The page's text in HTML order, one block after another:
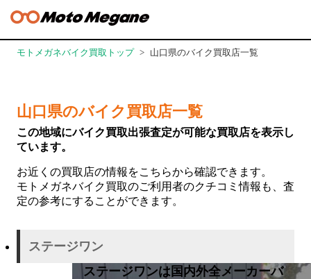
モトメガネバイク買取トップ 山口県のバイク買取店一覧
山口県のバイク買取店一覧
この地域にバイク買取出張査定が可能な買取店を表示し
ています。
お近くの買取店の情報をこちらから確認できます。
モトメガネバイク買取のご利用者のクチコミ情報も、査
定の参考にすることができます。
ステージワン
ステージワンは国内外全メーカーバ